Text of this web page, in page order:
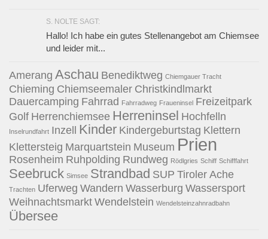
S. NOLTE SAGT:
Hallo! Ich habe ein gutes Stellenangebot am Chiemsee
und leider mit...
Amerang Aschau Benediktweg Chiemgauer Tracht
Chieming Chiemseemaler Christkindlmarkt
Dauercamping Fahrrad Fahrradweg Fraueninsel Freizeitpark
Golf Herrenchiemsee Herreninsel Hochfelln
Inselrundfahrt Inzell Kinder Kindergeburtstag Klettern
Klettersteig Marquartstein Museum Prien
Rosenheim Ruhpolding Rundweg Rödlgries Schiff Schifffahrt
Seebruck Simsee Strandbad SUP Tiroler Ache
Trachten Uferweg Wandern Wasserburg Wassersport
Weihnachtsmarkt Wendelstein Wendelsteinzahnradbahn
Übersee